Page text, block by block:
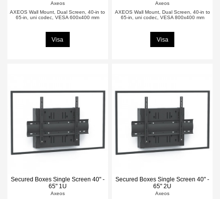
Axeos
AXEOS Wall Mount, Dual Screen, 40-in to
65-in, uni codec, VESA 600x400 mm
Visa
Axeos
AXEOS Wall Mount, Dual Screen, 40-in to
65-in, uni codec, VESA 800x400 mm
Visa
Secured Boxes Single Screen 40" -
65" 1U
Axeos
Secured Boxes Single Screen 40" -
65" 2U
Axeos